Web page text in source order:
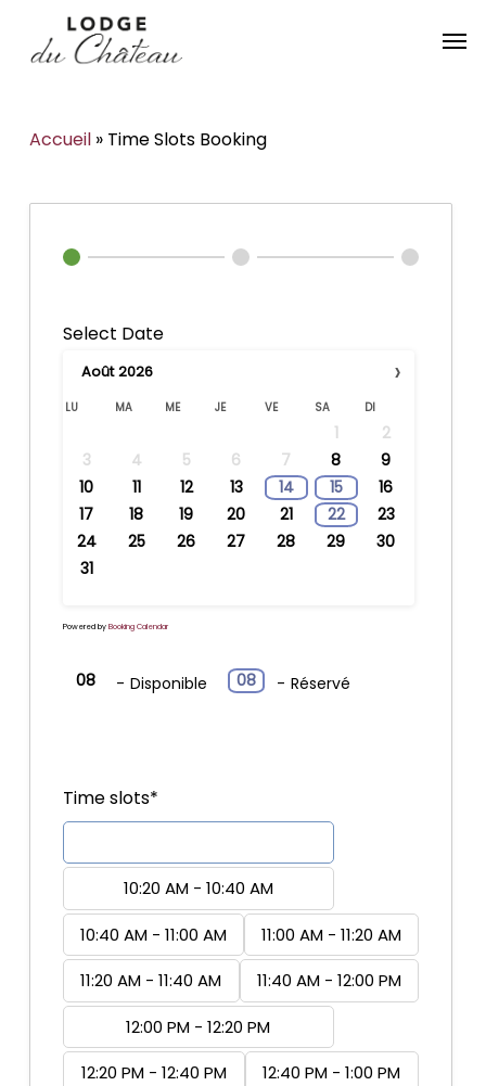
Accueil» Time Slots Booking
Select Date
›
Août 2026
LU MA ME JE VE SA DI
1
2
3
4 5 6 7 8
9
10
11 12 13 14 15
16
17
18 19 20 21 22
23
24
25 26 27 28 29
30
31
Powered by Booking Calendar
08 - Disponible 08 - Réservé
Time slots*
10:20 AM - 10:40 AM
10:40 AM - 11:00 AM 11:00 AM - 11:20 AM
11:20 AM - 11:40 AM 11:40 AM - 12:00 PM
12:00 PM - 12:20 PM
12:20 PM - 12:40 PM 12:40 PM - 1:00 PM